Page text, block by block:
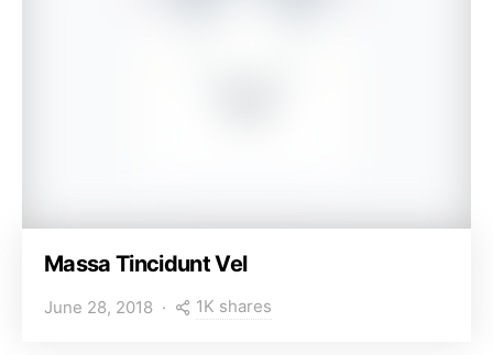
Massa Tincidunt Vel
June 28, 2018 1K shares